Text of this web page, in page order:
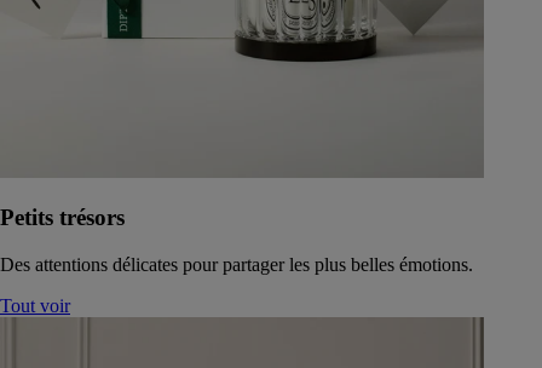
Petits trésors
Des attentions délicates pour partager les plus belles émotions.
Tout voir